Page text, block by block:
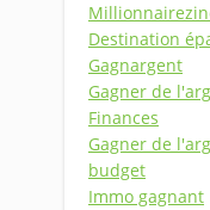
Destination
Gagnargent
Gagner de
Finances
Gagner de
budget
Immo gagnant